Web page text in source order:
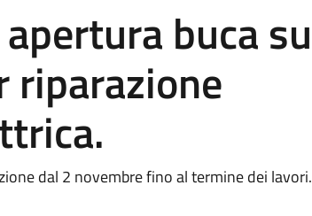
buca su
riparazione
dal 2 novembre fino al termine dei lavori.